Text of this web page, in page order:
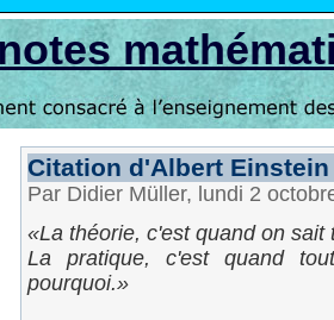
Citation d'Albert Einstein
Par Didier Müller, lundi 2
La théorie, c'est quand on
La pratique, c'est quand
pourquoi.